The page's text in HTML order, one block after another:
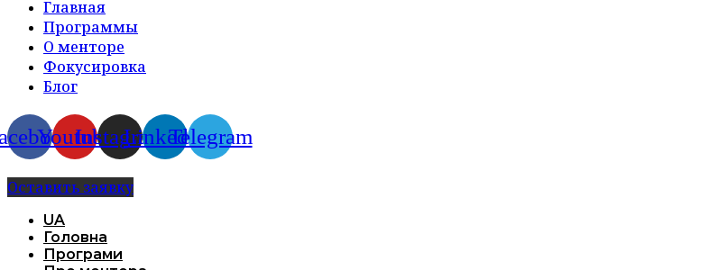
Главная
Программы
О менторе
Фокусировка
Блог
YoutubeInstagramLinkedinTelegram
Оставить заявку
UA
Головна
Програми